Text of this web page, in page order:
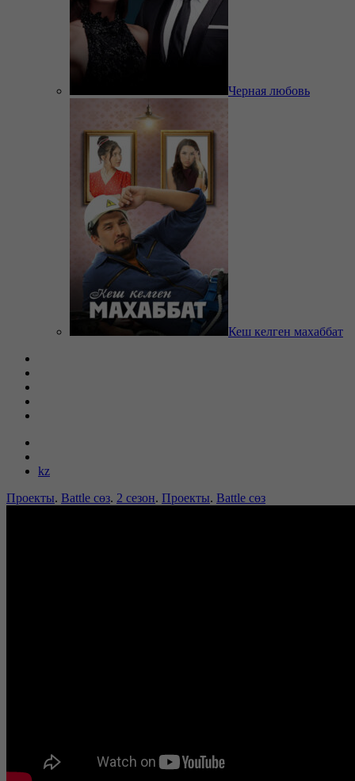
Черная любовь
Кеш келген махаббат
kz
Проекты. Battle сөз. 2 сезон. Проекты. Battle сөз